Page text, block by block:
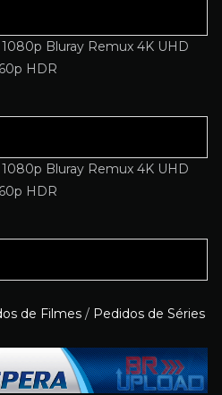
de Filmes / Pedidos de Séries